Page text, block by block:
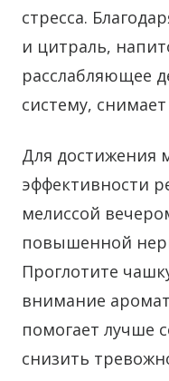
стресса.
и цитраль,
расслабляющее
систему,
Для достижения
эффективности
мелиссой
повышенной
Проглотите
внимание
помогает лучше
снизить